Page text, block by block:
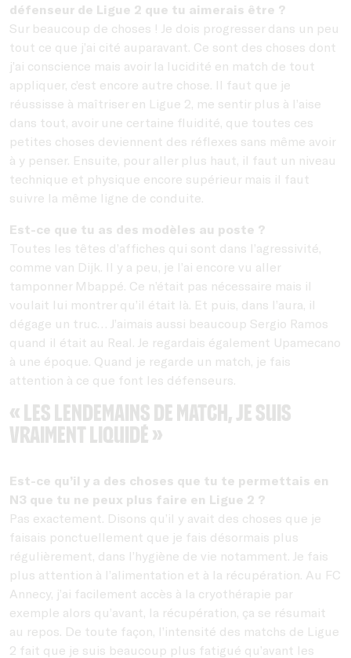
défenseur de Ligue 2 que tu aimerais être ?
Sur beaucoup de choses ! Je dois progresser dans un peu
tout ce que j’ai cité auparavant. Ce sont des choses dont
j’ai conscience mais avoir la lucidité en match de tout
appliquer, c’est encore autre chose. Il faut que je
réussisse à maîtriser en Ligue 2, me sentir plus à l’aise
dans tout, avoir une certaine fluidité, que toutes ces
petites choses deviennent des réflexes sans même avoir
à y penser. Ensuite, pour aller plus haut, il faut un niveau
technique et physique encore supérieur mais il faut
suivre la même ligne de conduite.
Est-ce que tu as des modèles au poste ?
Toutes les têtes d’affiches qui sont dans l’agressivité,
comme van Dijk. Il y a peu, je l’ai encore vu aller
tamponner Mbappé. Ce n’était pas nécessaire mais il
voulait lui montrer qu’il était là. Et puis, dans l’aura, il
dégage un truc… J’aimais aussi beaucoup Sergio Ramos
quand il était au Real. Je regardais également Upamecano
à une époque. Quand je regarde un match, je fais
attention à ce que font les défenseurs.
« Les lendemains de match, je suis
vraiment liquidé »
Est-ce qu’il y a des choses que tu te permettais en
N3 que tu ne peux plus faire en Ligue 2 ?
Pas exactement. Disons qu’il y avait des choses que je
faisais ponctuellement que je fais désormais plus
régulièrement, dans l’hygiène de vie notamment. Je fais
plus attention à l’alimentation et à la récupération. Au FC
Annecy, j’ai facilement accès à la cryothérapie par
exemple alors qu’avant, la récupération, ça se résumait
au repos. De toute façon, l’intensité des matchs de Ligue
2 fait que je suis beaucoup plus fatigué qu’avant les